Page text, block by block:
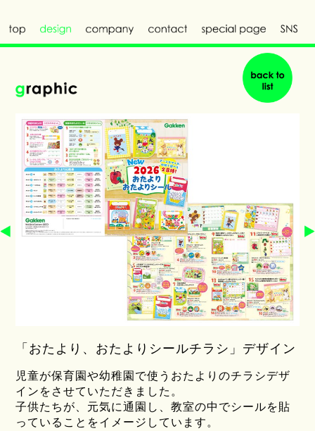
「おたより、おたよりシールチラシ」デザイン
児童が保育園や幼稚園で使うおたよりのチラシデザ
インをさせていただきました。
子供たちが、元気に通園し、教室の中でシールを貼
っていることをイメージしています。